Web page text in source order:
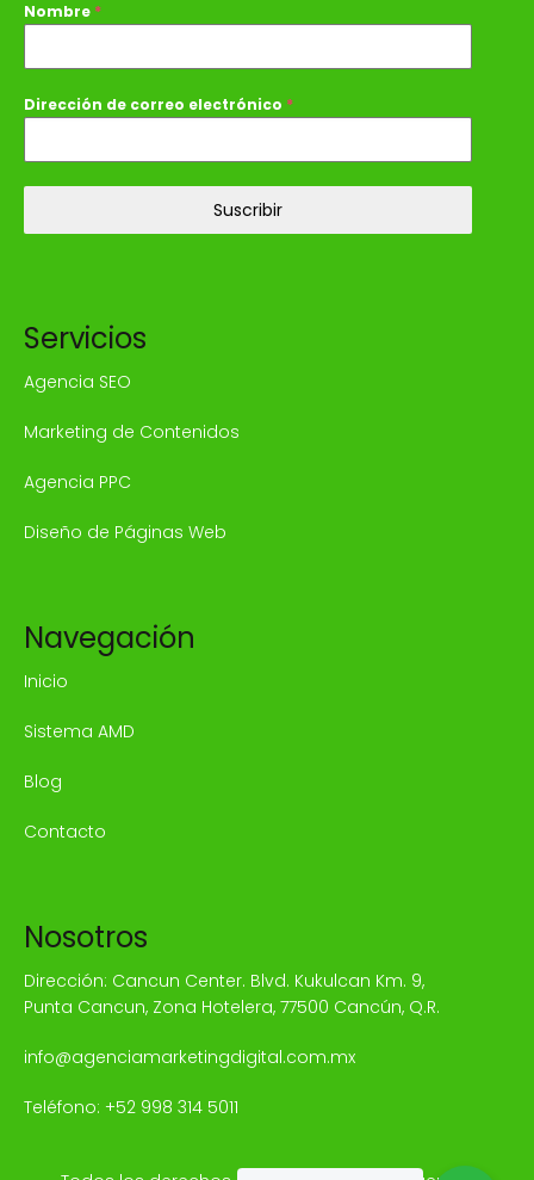
Nombre *
Dirección de correo electrónico *
Suscribir
Servicios
Agencia SEO
Marketing de Contenidos
Agencia PPC
Diseño de Páginas Web
Navegación
Inicio
Sistema AMD
Blog
Contacto
Nosotros
Dirección: Cancun Center. Blvd. Kukulcan Km. 9,
Punta Cancun, Zona Hotelera, 77500 Cancún, Q.R.
info@agenciamarketingdigital.com.mx
Teléfono: +52 998 314 5011